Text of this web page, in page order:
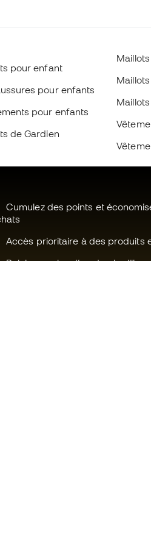
pour enfant
pour enfants
pour enfants
de Gardien
Cumulez des points et
Accès prioritaire à des produits
Rejoignez plus d’un demi-million